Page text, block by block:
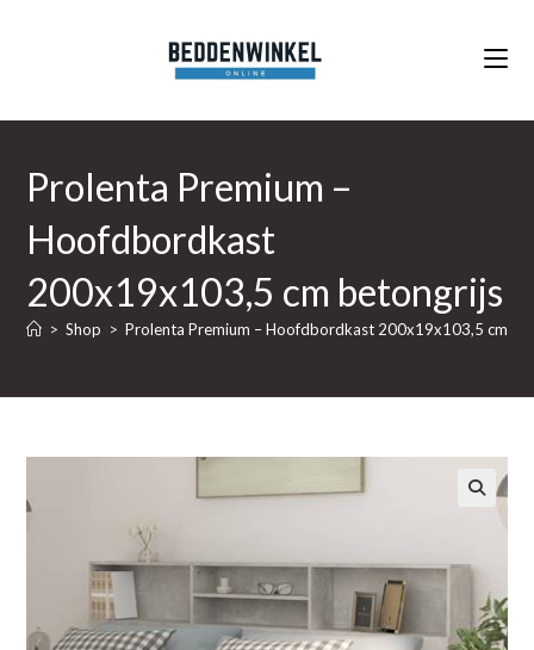
Prolenta Premium –
Hoofdbordkast
200x19x103,5 cm betongrijs
> Shop > Prolenta Premium – Hoofdbordkast 200x19x103,5 cm